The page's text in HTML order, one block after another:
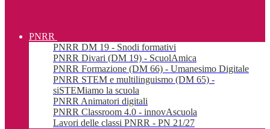
PNRR
PNRR DM 19 - Snodi formativi
PNRR Divari (DM 19) - ScuolAmica
PNRR Formazione (DM 66) - Umanesimo Digitale
PNRR STEM e multilinguismo (DM 65) -
siSTEMiamo la scuola
PNRR Animatori digitali
PNRR Classroom 4.0 - innovAscuola
Lavori delle classi PNRR - PN 21/27